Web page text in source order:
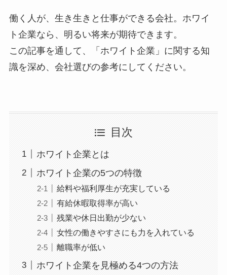
働く人が、生き生きと仕事ができる会社。ホワイ
ト企業なら、明るい将来が期待できます。
この記事を通して、「ホワイト企業」に関する知
識を深め、会社選びの参考にしてください。
目次
ホワイト企業とは
ホワイト企業の5つの特徴
給料や福利厚生が充実している
有給休暇取得率が高い
残業や休日出勤が少ない
女性の働きやすさにも力を入れている
離職率が低い
ホワイト企業を見極める4つの方法